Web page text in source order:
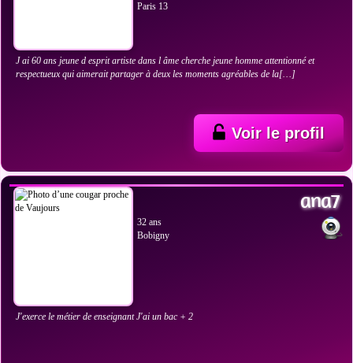
Paris 13
J ai 60 ans jeune d esprit artiste dans l âme cherche jeune homme attentionné et
respectueux qui aimerait partager à deux les moments agréables de la[…]
Voir le profil
ana7
32 ans
Bobigny
J'exerce le métier de enseignant J'ai un bac + 2